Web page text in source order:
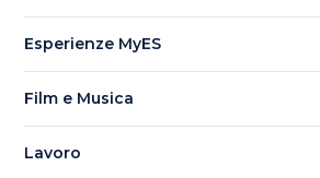
Esperienze MyES
Film e Musica
Lavoro